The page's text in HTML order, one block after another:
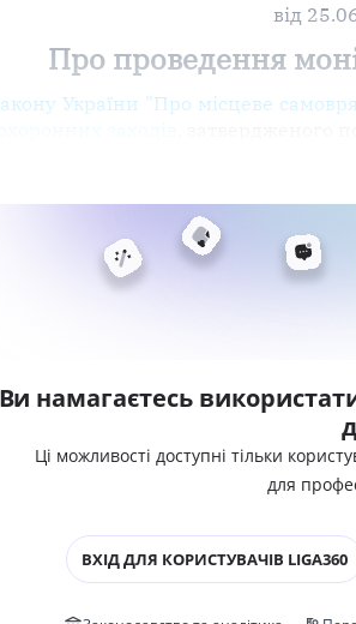
від
Про проведення
України "Про місцеве
Ви намагаєтесь
Ці можливості доступні тільки
для
ВХІД ДЛЯ КОРИСТУВАЧІВ LIGA360